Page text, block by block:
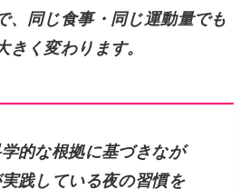
、同じ食事・同じ運動量でも
きく変わります。
的な根拠に基づきなが
践している夜の習慣を